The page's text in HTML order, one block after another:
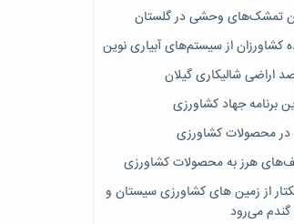
تمشک‌های وحشی در گلستان
کشاورزان از سیستم‌های آبیاری نوین
برنامه جهاد کشاورزی
محصولات کشاورزی
۳۸ هزار هکتار از زمین های کشاورزی سیستان و
می‌رود